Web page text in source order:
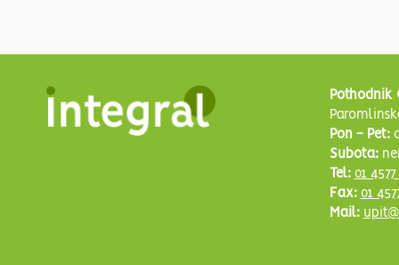
Pothodnik
Pon - Pet:
Subota:
Tel: 01
Fax: 01
Mail: